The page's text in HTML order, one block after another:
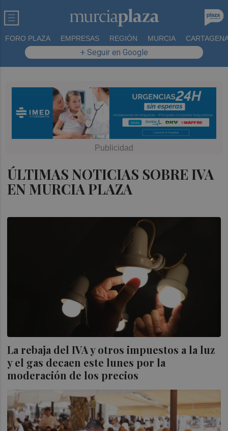
FORO PLAZA EMPRESAS REGIÓN MURCIA
+ Seguir en Google
ÚLTIMAS NOTICIAS SOBRE IVA
EN MURCIA PLAZA
La rebaja del IVA y otros impuestos a la luz
y el gas decaen este lunes por la
moderación de los precios